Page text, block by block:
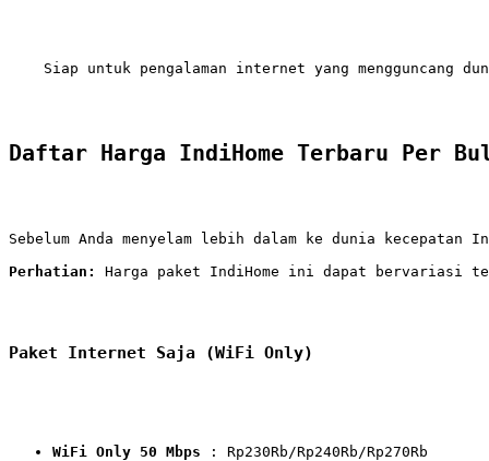
Siap untuk pengalaman internet yang mengguncang
Daftar Harga IndiHome Terbaru Per
Sebelum Anda menyelam lebih dalam ke dunia
Perhatian:
Harga paket IndiHome ini dapat bervariasi
Paket Internet Saja (WiFi Only)
WiFi Only 50 Mbps : Rp230Rb/Rp240Rb/Rp270Rb